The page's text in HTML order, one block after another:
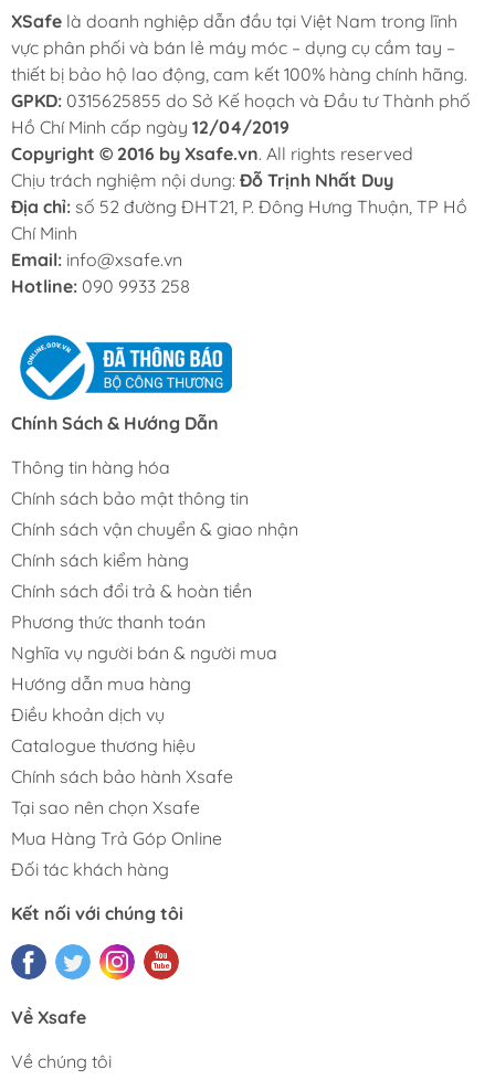
XSafe là doanh nghiệp dẫn đầu tại Việt Nam trong lĩnh
vực phân phối và bán lẻ máy móc – dụng cụ cầm tay –
thiết bị bảo hộ lao động, cam kết 100% hàng chính hãng.
GPKD: 0315625855 do Sở Kế hoạch và Đầu tư Thành phố
Hồ Chí Minh cấp ngày 12/04/2019
Copyright © 2016 by Xsafe.vn. All rights reserved
Chịu trách nghiệm nội dung: Đỗ Trịnh Nhất Duy
Địa chỉ: số 52 đường ĐHT21, P. Đông Hưng Thuận, TP Hồ
Chí Minh
Email: info@xsafe.vn
Hotline: 090 9933 258
Chính Sách & Hướng Dẫn
Thông tin hàng hóa
Chính sách bảo mật thông tin
Chính sách vận chuyển & giao nhận
Chính sách kiểm hàng
Chính sách đổi trả & hoàn tiền
Phương thức thanh toán
Nghĩa vụ người bán & người mua
Hướng dẫn mua hàng
Điều khoản dịch vụ
Catalogue thương hiệu
Chính sách bảo hành Xsafe
Tại sao nên chọn Xsafe
Mua Hàng Trả Góp Online
Đối tác khách hàng
Kết nối với chúng tôi
Về Xsafe
Về chúng tôi